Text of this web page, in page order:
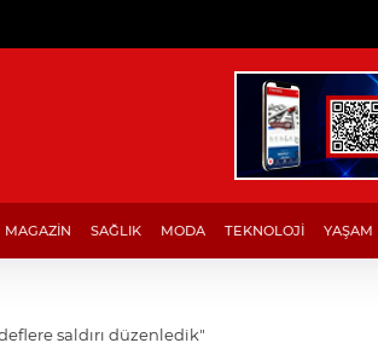
MAGAZİN SAĞLIK MODA TEKNOLOJİ YAŞAM
saldırı düzenledik"